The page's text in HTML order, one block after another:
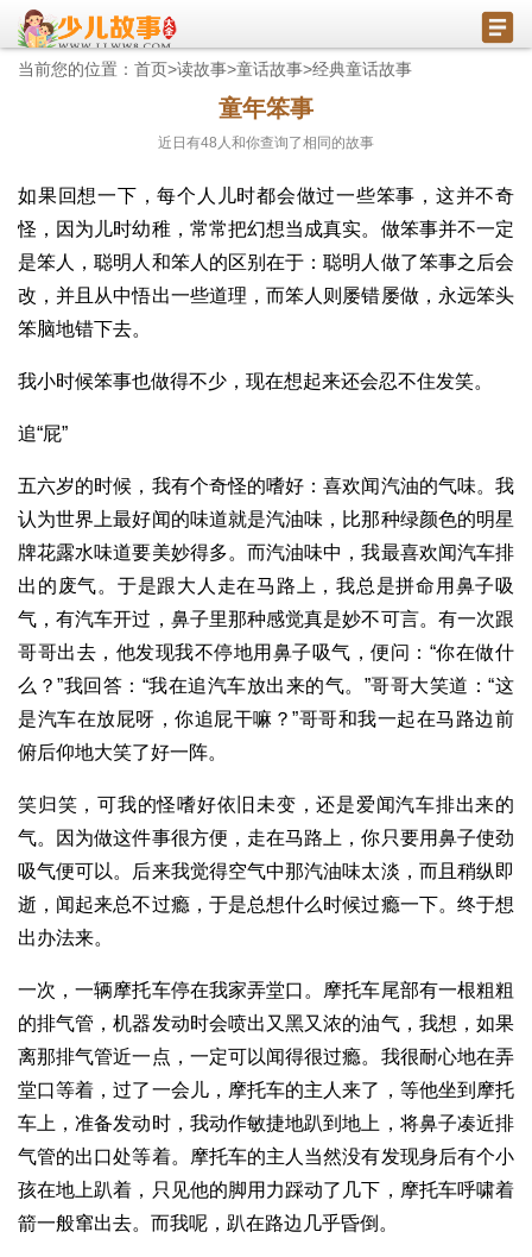
当前您的位置： 首页>读故事>童话故事>经典童话故事
童年笨事
近日有48 人和你查询了相同的故事
如果回想一下，每个人儿时都会做过一些笨事，这并不奇
怪，因为儿时幼稚，常常把幻想当成真实。做笨事并不一定
是笨人，聪明人和笨人的区别在于：聪明人做了笨事之后会
改，并且从中悟出一些道理，而笨人则屡错屡做，永远笨头
笨脑地错下去。
我小时候笨事也做得不少，现在想起来还会忍不住发笑。
追“屁”
五六岁的时候，我有个奇怪的嗜好：喜欢闻汽油的气味。我
认为世界上最好闻的味道就是汽油味，比那种绿颜色的明星
牌花露水味道要美妙得多。而汽油味中，我最喜欢闻汽车排
出的废气。于是跟大人走在马路上，我总是拼命用鼻子吸
气，有汽车开过，鼻子里那种感觉真是妙不可言。有一次跟
哥哥出去，他发现我不停地用鼻子吸气，便问：“你在做什
么？”我回答：“我在追汽车放出来的气。”哥哥大笑道：“这
是汽车在放屁呀，你追屁干嘛？”哥哥和我一起在马路边前
俯后仰地大笑了好一阵。
笑归笑，可我的怪嗜好依旧未变，还是爱闻汽车排出来的
气。因为做这件事很方便，走在马路上，你只要用鼻子使劲
吸气便可以。后来我觉得空气中那汽油味太淡，而且稍纵即
逝，闻起来总不过瘾，于是总想什么时候过瘾一下。终于想
出办法来。
一次，一辆摩托车停在我家弄堂口。摩托车尾部有一根粗粗
的排气管，机器发动时会喷出又黑又浓的油气，我想，如果
离那排气管近一点，一定可以闻得很过瘾。我很耐心地在弄
堂口等着，过了一会儿，摩托车的主人来了，等他坐到摩托
车上，准备发动时，我动作敏捷地趴到地上，将鼻子凑近排
气管的出口处等着。摩托车的主人当然没有发现身后有个小
孩在地上趴着，只见他的脚用力踩动了几下，摩托车呼啸着
箭一般窜出去。而我呢，趴在路边几乎昏倒。